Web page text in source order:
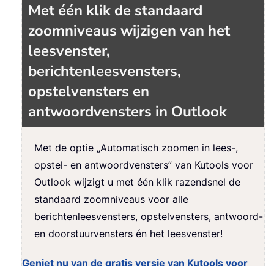
Met één klik de standaard
zoomniveaus wijzigen van het
leesvenster,
berichtenleesvensters,
opstelvensters en
antwoordvensters in Outlook
Met de optie „Automatisch zoomen in lees-,
opstel- en antwoordvensters” van Kutools voor
Outlook wijzigt u met één klik razendsnel de
standaard zoomniveaus voor alle
berichtenleesvensters, opstelvensters, antwoord-
en doorstuurvensters én het leesvenster!
Geniet nu van de gratis versie van Kutools voor